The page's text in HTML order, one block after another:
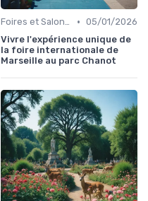
Foires et Salons Grand Public • 05/01/2026
Vivre l'expérience unique de
la foire internationale de
Marseille au parc Chanot